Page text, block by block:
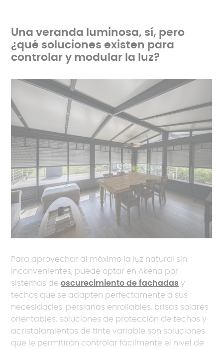
Una veranda luminosa, sí, pero
¿qué soluciones existen para
controlar y modular la luz?
Para aprovechar al máximo la luz natural sin
inconvenientes, puede optar en Akena por
sistemas deoscurecimiento de fachadas y
techos que se adapten perfectamente a sus
necesidades: persianas enrollables, brisas solares
orientables, soluciones de protección de techos y
acristalamientos de tinte variable son soluciones
que le permitirán controlar fácilmente el nivel de